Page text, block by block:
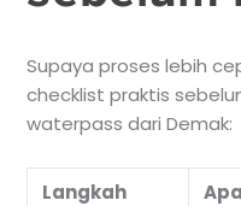
Supaya proses lebih
checklist praktis
waterpass dari Demak:
Langkah